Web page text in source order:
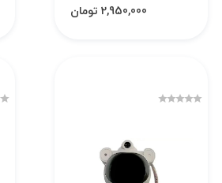
2,950,000 تومان